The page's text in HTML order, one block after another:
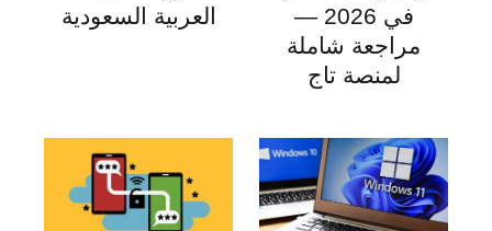
في 2026 —
مراجعة شاملة
لمنصة تاج
العربية السعودية